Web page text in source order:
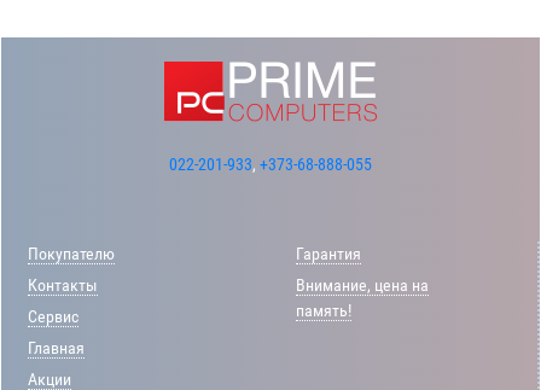
022-201-933, +373-68-888-055
Покупателю
Контакты
Сервис
Главная
Акции
Гарантия
Внимание, цена на
память!